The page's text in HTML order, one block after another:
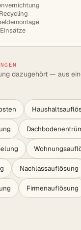
dazugehört — aus
Nachlassauflösung
Firmenauflösung